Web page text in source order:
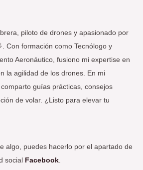
piloto de drones y apasionado por
Con formación como Tecnólogo y
Aeronáutico, fusiono mi expertise en
la agilidad de los drones. En mi
comparto guías prácticas, consejos
de volar. ¿Listo para elevar tu
algo, puedes hacerlo por el apartado de
social Facebook